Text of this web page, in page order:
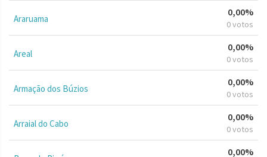
Araruama
0,00%
0 votos
Areal
0,00%
0 votos
Armação dos Búzios
0,00%
0 votos
Arraial do Cabo
0,00%
0 votos
0,00%